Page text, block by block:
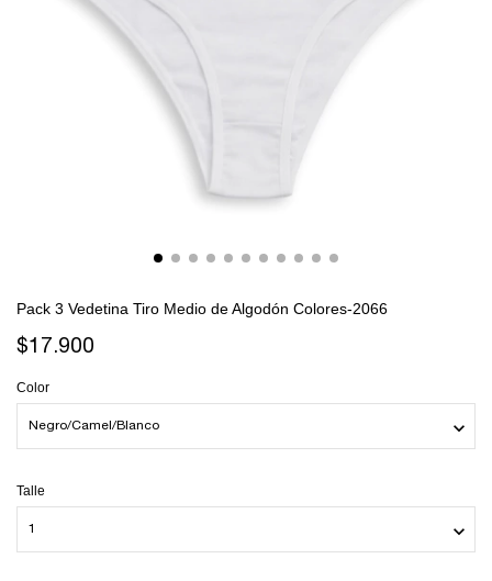
Pack 3 Vedetina Tiro Medio de Algodón Colores-2066
$17.900
Color
Talle